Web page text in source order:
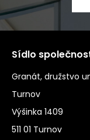
Sídlo
Granát, družstvo
Turnov
Výšinka 1409
511 01 Turnov